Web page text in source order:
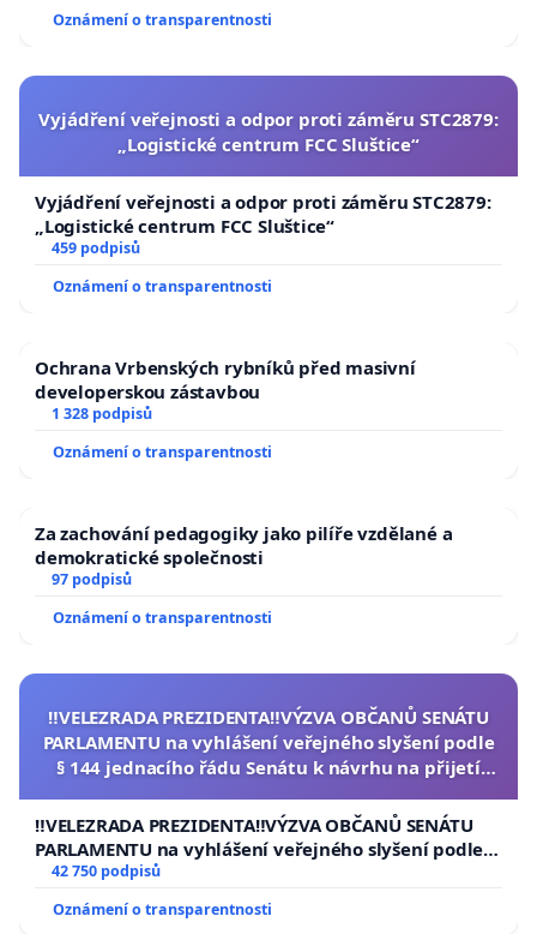
Oznámení o transparentnosti
Vyjádření veřejnosti a odpor proti záměru STC2879:
„Logistické centrum FCC Sluštice“
Vyjádření veřejnosti a odpor proti záměru STC2879:
„Logistické centrum FCC Sluštice“
459 podpisů
Oznámení o transparentnosti
Ochrana Vrbenských rybníků před masivní
developerskou zástavbou
1 328 podpisů
Oznámení o transparentnosti
Za zachování pedagogiky jako pilíře vzdělané a
demokratické společnosti
97 podpisů
Oznámení o transparentnosti
‼️VELEZRADA PREZIDENTA‼️VÝZVA OBČANŮ SENÁTU
PARLAMENTU na vyhlášení veřejného slyšení podle
§ 144 jednacího řádu Senátu k návrhu na přijetí
republiky
‼️VELEZRADA PREZIDENTA‼️VÝZVA OBČANŮ SENÁTU
PARLAMENTU na vyhlášení veřejného slyšení podle §
144 jednacího řádu Senátu k návrhu na přijetí
usnesení k podání ústavní žaloby na prezidenta
republiky
42 750 podpisů
Oznámení o transparentnosti